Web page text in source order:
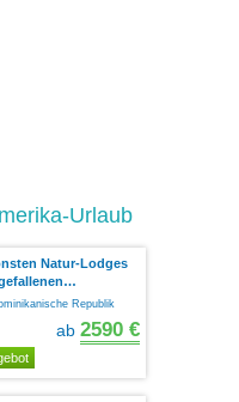
Urlaub
Natur-Lodges
Republik
ab 2590 €